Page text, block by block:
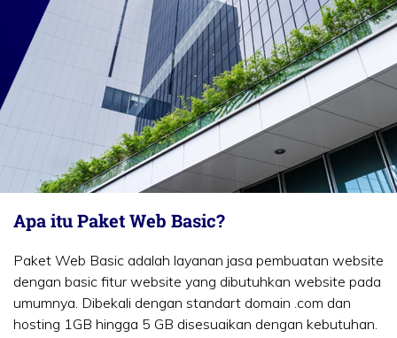
Apa itu Paket Web Basic?
Paket Web Basic adalah layanan jasa pembuatan website
dengan basic fitur website yang dibutuhkan website pada
umumnya. Dibekali dengan standart domain .com dan
hosting 1GB hingga 5 GB disesuaikan dengan kebutuhan.